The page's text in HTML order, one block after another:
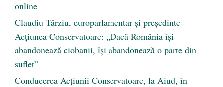
online
Claudiu Târziu, europarlamentar și președinte
Acțiunea Conservatoare: „Dacă România își
abandonează ciobanii, își abandonează o parte din
suflet”
Conducerea Acțiunii Conservatoare, la Aiud, în